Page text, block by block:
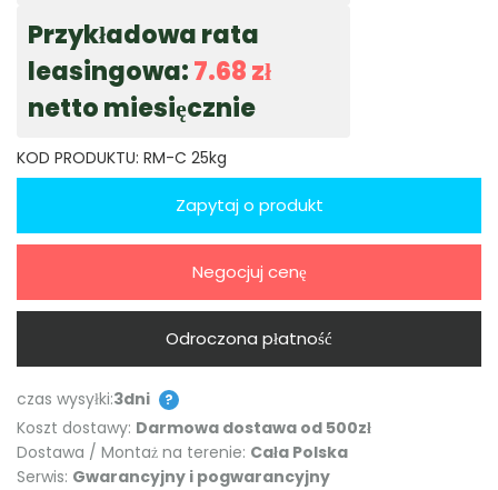
Przykładowa rata
leasingowa:7.68zł
netto miesięcznie
KOD PRODUKTU: RM-C 25kg
Zapytaj o produkt
Negocjuj cenę
Odroczona płatność
czas wysyłki:3dni ?
Koszt dostawy: Darmowa dostawa od 500zł
Dostawa / Montaż na terenie: Cała Polska
Serwis: Gwarancyjny i pogwarancyjny